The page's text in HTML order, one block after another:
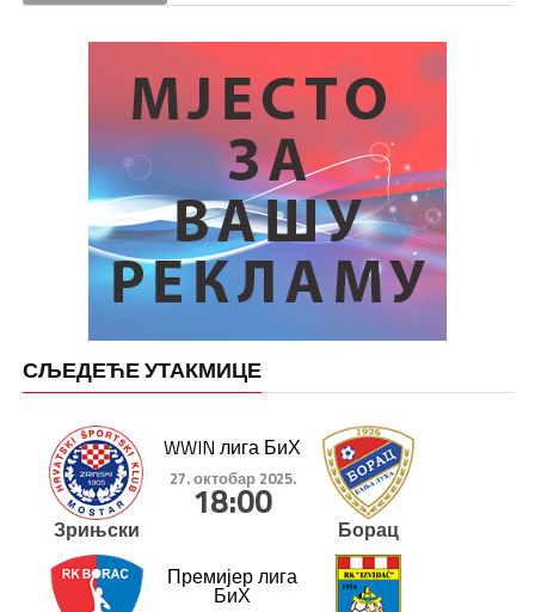
СЉЕДЕЋЕ УТАКМИЦЕ
Зрињски
WWIN лига БиХ
27. октобар 2025.
18:00
Борац
Премијер лига
БиХ